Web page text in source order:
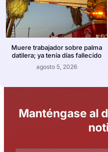
Muere trabajador sobre palma
datilera; ya tenía días fallecido
agosto 5, 2026
Manténgase al